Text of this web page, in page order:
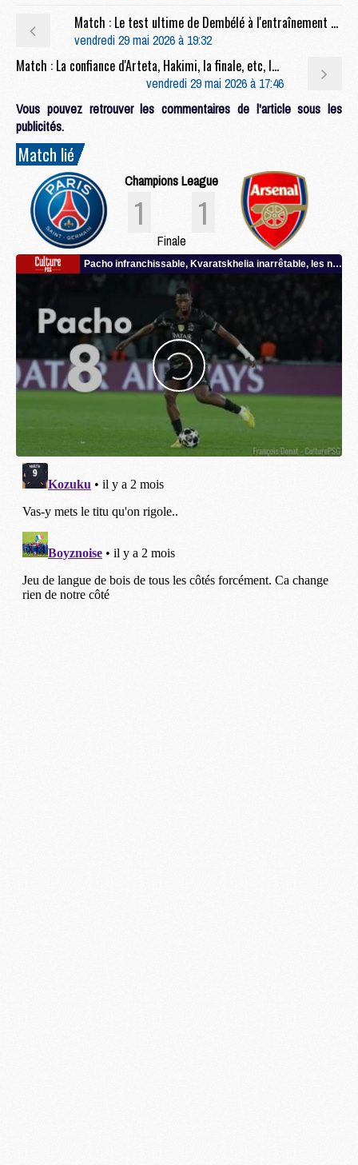
Match : Le test ultime de Dembélé à l'entraînement avant PSG/Arsenal
vendredi 29 mai 2026 à 19:32
Match : La confiance d'Arteta, Hakimi, la finale, etc, la conf' complète de Luis Enrique avant PSG/Arsenal
vendredi 29 mai 2026 à 17:46
Vous pouvez retrouver les commentaires de l'article sous les
publicités.
Match lié
Champions League
1 1
Finale